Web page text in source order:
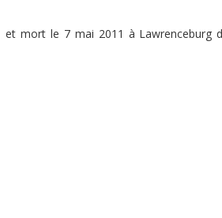
mort le 7 mai 2011 à Lawrenceburg